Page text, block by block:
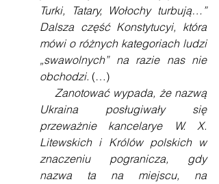
Turki, Tatary, Wołochy turbują…”
Dalsza część Konstytucyi, która
mówi o różnych kategoriach ludzi
„swawolnych” na razie nas nie
obchodzi. (…)
Zanotować wypada, że nazwą
Ukraina posługiwały się
przeważnie kancelarye W. X.
Litewskich i Królów polskich w
znaczeniu pogranicza, gdy
nazwa ta na miejscu, na